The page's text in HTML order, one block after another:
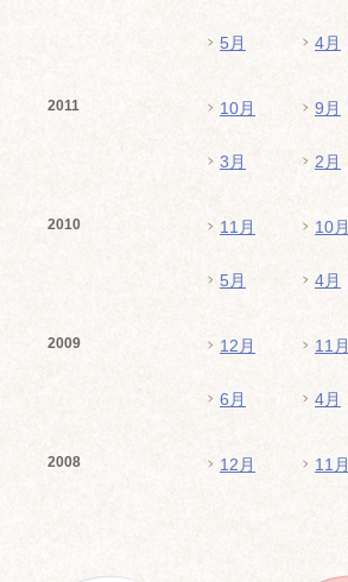
5月 4月
2011 10月 9月
3月 2月
2010 11月 10月
5月 4月
2009 12月 11月
6月 4月
2008 12月 11月